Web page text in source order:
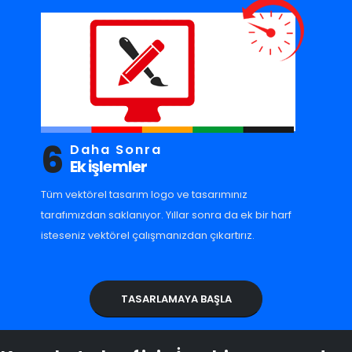
6 Daha Sonra
Ek işlemler
Tüm vektörel tasarım logo ve tasarımınız
tarafımızdan saklanıyor. Yıllar sonra da ek bir harf
isteseniz vektörel çalışmanızdan çıkartırız.
TASARLAMAYA BAŞLA